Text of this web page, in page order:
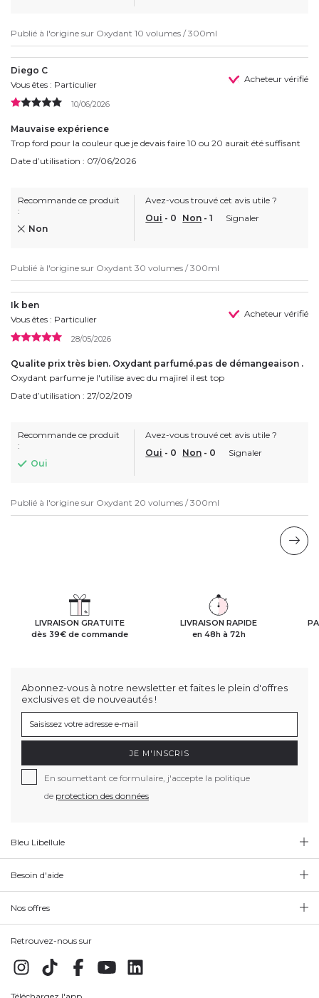
Publié à l'origine sur Oxydant 10 volumes / 300ml
Diego C
Vous êtes : Particulier
Acheteur vérifié
10/06/2026
Mauvaise expérience
Trop ford pour la couleur que je devais faire 10 ou 20 aurait été suffisant
Date d’utilisation : 07/06/2026
Recommande ce produit
:
Non
Avez-vous trouvé cet avis utile ?
Oui - 0 Non -1 Signaler
Publié à l'origine sur Oxydant 30 volumes / 300ml
Ik ben
Vous êtes : Particulier
Acheteur vérifié
28/05/2026
Qualite prix très bien. Oxydant parfumé.pas de démangeaison .
Oxydant parfume je l'utilise avec du majirel il est top
Date d’utilisation : 27/02/2019
Recommande ce produit
:
Oui
Avez-vous trouvé cet avis utile ?
Oui - 0 Non - 0 Signaler
Publié à l'origine sur Oxydant 20 volumes / 300ml
LIVRAISON GRATUITE
dès 39€ de commande
LIVRAISON RAPIDE
en 48h à 72h
Abonnez-vous à notre newsletter et faites le plein d'offres
exclusives et de nouveautés !
JE M'INSCRIS
En soumettant ce formulaire, j'accepte la politique
de protection des données
Bleu Libellule
Besoin d'aide
Nos offres
Retrouvez-nous sur